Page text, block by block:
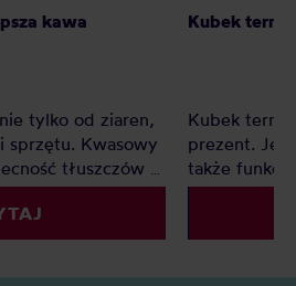
kawa
tylko od ziaren,
sprzętu. Kwasowy
tłuszczów w
które z czasem
od ekspresu po
Kubek
Kubek
prezent.
także
przychodzą
zachwycają